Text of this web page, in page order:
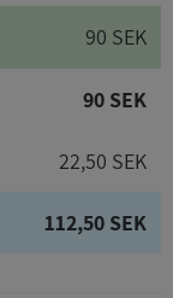
90 SEK
90 SEK
22,50 SEK
112,50 SEK